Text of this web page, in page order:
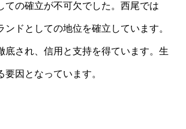
ての確立が不可欠でした。西尾では
ドとしての地位を確立しています。
され、信用と支持を得ています。生
因となっています。